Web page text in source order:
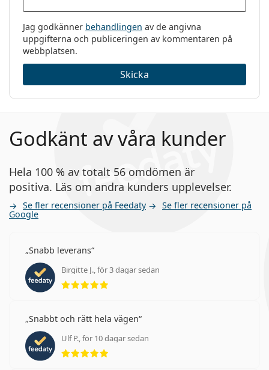
Jag godkänner behandlingen av de angivna
uppgifterna och publiceringen av kommentaren på
webbplatsen.
Skicka
Godkänt av våra kunder
Hela 100 % av totalt 56 omdömen är
positiva. Läs om andra kunders upplevelser.
Se fler recensioner på Feedaty Se fler recensioner på
Google
Snabb leverans
Birgitte J., för 3 dagar sedan
Betyg 5 av 5
Snabbt och rätt hela vägen
Ulf P., för 10 dagar sedan
Betyg 5 av 5